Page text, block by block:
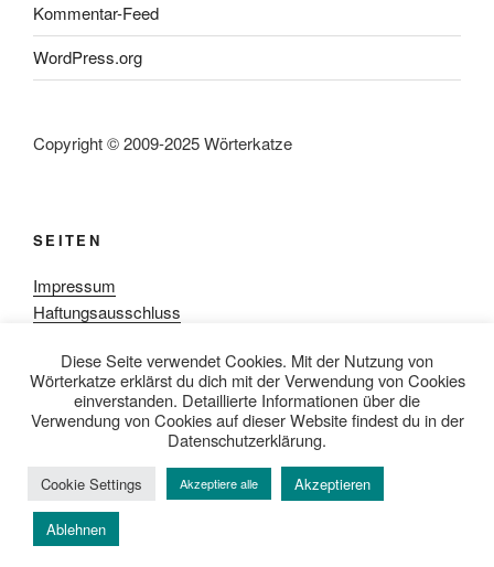
Kommentar-Feed
WordPress.org
Copyright © 2009-2025 Wörterkatze
SEITEN
Impressum
Haftungsausschluss
Rezensionpolitik
Bewertungsschema
Media-Kit
Datenschutzerklärung
Diese Seite verwendet Cookies. Mit der Nutzung von
Wörterkatze erklärst du dich mit der Verwendung von Cookies
einverstanden. Detaillierte Informationen über die
Verwendung von Cookies auf dieser Website findest du in der
Datenschutzerklärung.
Cookie Settings Akzeptiere alle Akzeptieren
Ablehnen